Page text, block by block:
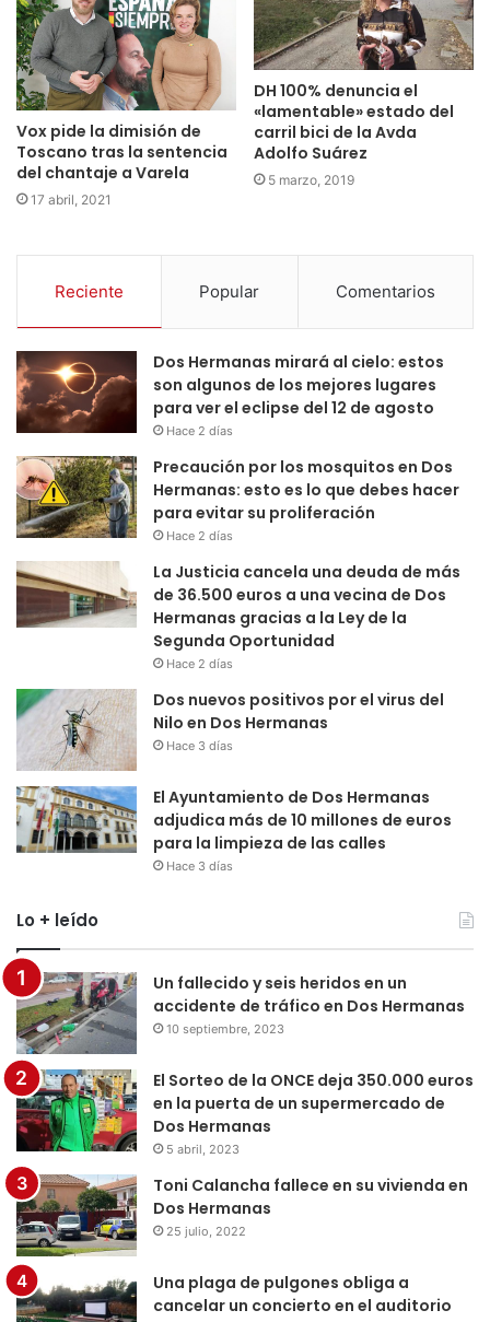
Vox pide la dimisión de
Toscano tras la sentencia
del chantaje a Varela
17 abril, 2021
DH 100% denuncia el
«lamentable» estado del
carril bici de la Avda
Adolfo Suárez
5 marzo, 2019
Reciente Popular Comentarios
Dos Hermanas mirará al cielo: estos
son algunos de los mejores lugares
para ver el eclipse del 12 de agosto
Hace 2 días
Precaución por los mosquitos en Dos
Hermanas: esto es lo que debes hacer
para evitar su proliferación
Hace 2 días
La Justicia cancela una deuda de más
de 36.500 euros a una vecina de Dos
Hermanas gracias a la Ley de la
Segunda Oportunidad
Hace 2 días
Dos nuevos positivos por el virus del
Nilo en Dos Hermanas
Hace 3 días
El Ayuntamiento de Dos Hermanas
adjudica más de 10 millones de euros
para la limpieza de las calles
Hace 3 días
Lo + leído
Un fallecido y seis heridos en un
accidente de tráfico en Dos Hermanas
10 septiembre, 2023
El Sorteo de la ONCE deja 350.000 euros
en la puerta de un supermercado de
Dos Hermanas
5 abril, 2023
Toni Calancha fallece en su vivienda en
Dos Hermanas
25 julio, 2022
Una plaga de pulgones obliga a
cancelar un concierto en el auditorio